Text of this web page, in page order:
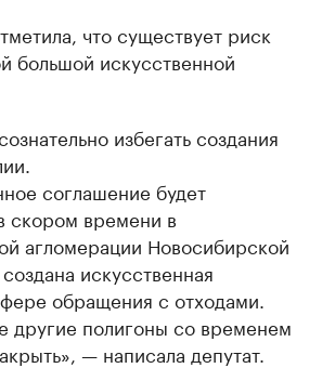
что существует риск
большой искусственной
избегать создания
соглашение будет
скором времени в
агломерации Новосибирской
искусственная
обращения с отходами.
другие полигоны со временем
— написала депутат.